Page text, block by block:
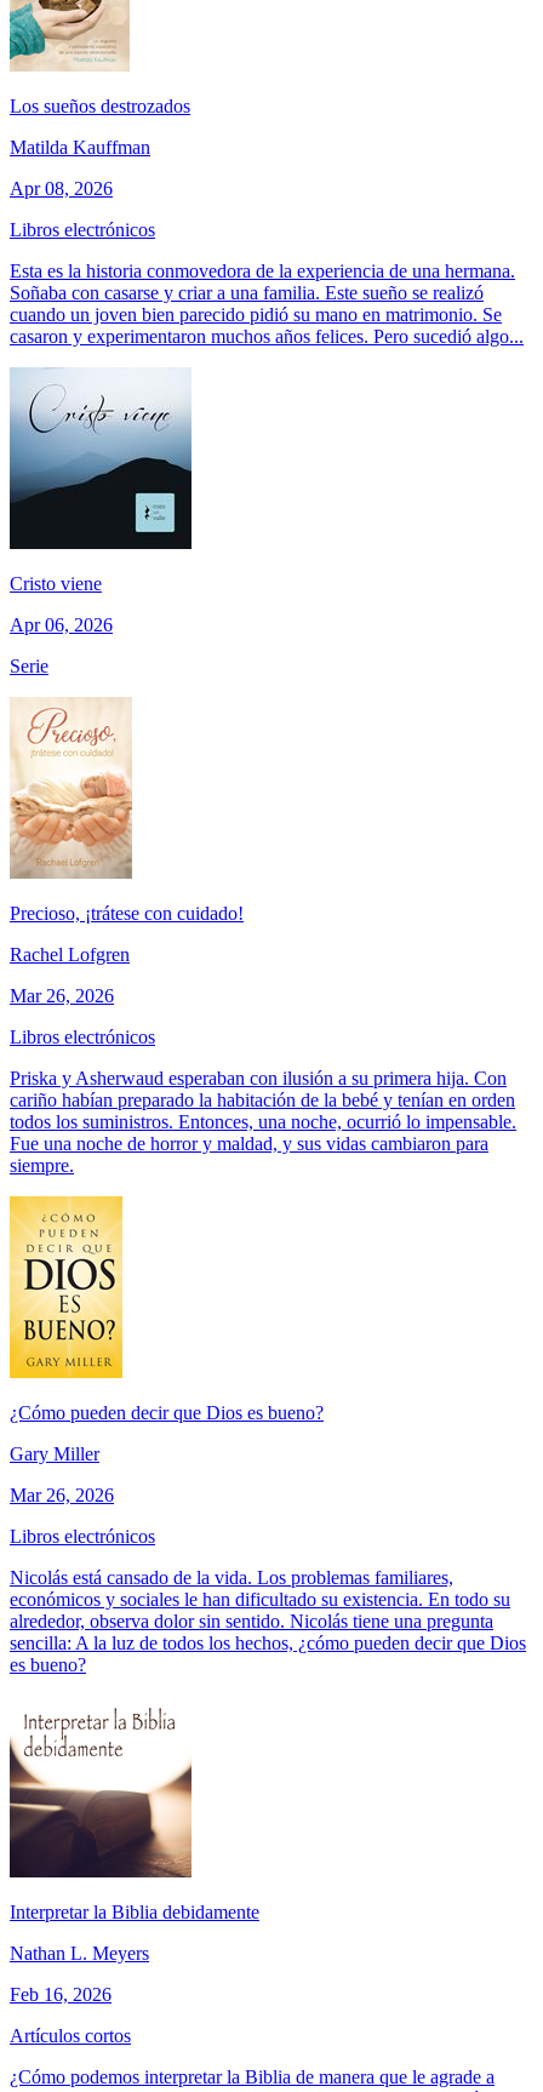
Los sueños destrozados
Matilda Kauffman
Apr 08, 2026
Libros electrónicos
Esta es la historia conmovedora de la experiencia de una hermana.
Soñaba con casarse y criar a una familia. Este sueño se realizó
cuando un joven bien parecido pidió su mano en matrimonio. Se
casaron y experimentaron muchos años felices. Pero sucedió algo...
Cristo viene
Apr 06, 2026
Serie
Precioso, ¡trátese con cuidado!
Rachel Lofgren
Mar 26, 2026
Libros electrónicos
Priska y Asherwaud esperaban con ilusión a su primera hija. Con
cariño habían preparado la habitación de la bebé y tenían en orden
todos los suministros. Entonces, una noche, ocurrió lo impensable.
Fue una noche de horror y maldad, y sus vidas cambiaron para
siempre.
¿Cómo pueden decir que Dios es bueno?
Gary Miller
Mar 26, 2026
Libros electrónicos
Nicolás está cansado de la vida. Los problemas familiares,
económicos y sociales le han dificultado su existencia. En todo su
alrededor, observa dolor sin sentido. Nicolás tiene una pregunta
sencilla: A la luz de todos los hechos, ¿cómo pueden decir que Dios
es bueno?
Interpretar la Biblia debidamente
Nathan L. Meyers
Feb 16, 2026
Artículos cortos
¿Cómo podemos interpretar la Biblia de manera que le agrade a